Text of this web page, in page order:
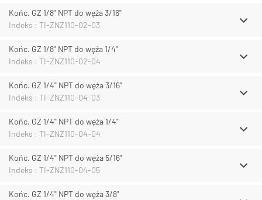
Końc. GZ 1/8" NPT do węża 3/16"
Indeks : TI-ZNZ110-02-03
Końc. GZ 1/8" NPT do węża 1/4"
Indeks : TI-ZNZ110-02-04
Końc. GZ 1/4" NPT do węża 3/16"
Indeks : TI-ZNZ110-04-03
Końc. GZ 1/4" NPT do węża 1/4"
Indeks : TI-ZNZ110-04-04
Końc. GZ 1/4" NPT do węża 5/16"
Indeks : TI-ZNZ110-04-05
Końc. GZ 1/4" NPT do węża 3/8"